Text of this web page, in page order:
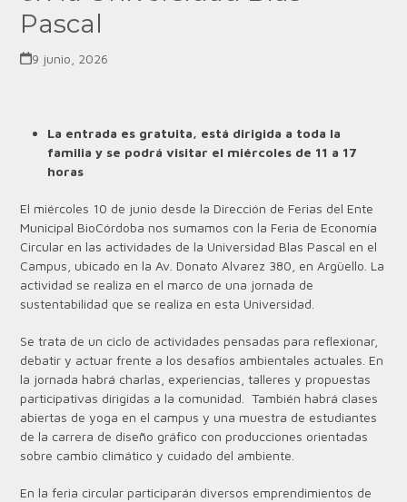
Pascal
9 junio, 2026
La entrada es gratuita, está dirigida a toda la
familia y se podrá visitar el miércoles de 11 a 17
horas
El miércoles 10 de junio desde la Dirección de Ferias del Ente
Municipal BioCórdoba nos sumamos con la Feria de Economía
Circular en las actividades de la Universidad Blas Pascal en el
Campus, ubicado en la Av. Donato Alvarez 380, en Argüello. La
actividad se realiza en el marco de una jornada de
sustentabilidad que se realiza en esta Universidad.
Se trata de un ciclo de actividades pensadas para reflexionar,
debatir y actuar frente a los desafíos ambientales actuales. En
la jornada habrá charlas, experiencias, talleres y propuestas
participativas dirigidas a la comunidad. También habrá clases
abiertas de yoga en el campus y una muestra de estudiantes
de la carrera de diseño gráfico con producciones orientadas
sobre cambio climático y cuidado del ambiente.
En la feria circular participarán diversos emprendimientos de